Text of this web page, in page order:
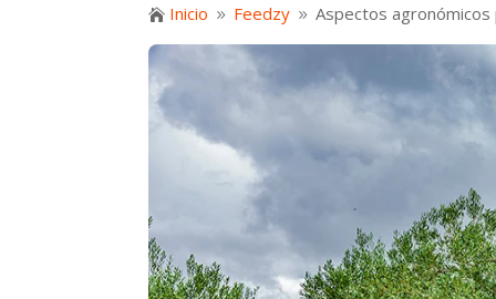
 Inicio 9 Feedzy 9 Aspectos